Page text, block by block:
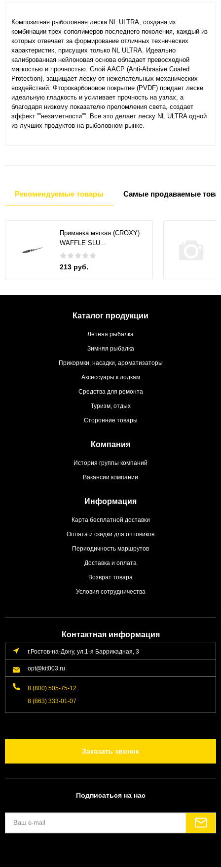
Композитная рыболовная леска NL ULTRA, создана из
комбинации трех сополимеров последнего поколения, каждый из
которых отвечает за формирование отличных технических
характеристик, присущих только NL ULTRA. Идеально
калиброванная нейлоновая основа обладает превосходной
мягкостью и прочностью. Слой AACP (Anti-Abrasive Coated
Protection), защищает леску от нежелательных механических
воздействий. Фторокарбоновое покрытие (PVDF) придает леске
идеальную гладкость и усиливает прочность на узлах, а
благодаря низкому показателю преломления света, создает
эффект ””незаметности””. Все это делает леску NL ULTRA одной
из лучших продуктов на рыболовном рынке.
Рекомендуемые товары Самые продаваемые
Приманка мягкая (CROXY)
WAFFLE SLU...
213 руб.
Каталог продукции
Летняя рыбалка
Зимняя рыбалка
Прикормки, насадки, ароматизаторы
Аксессуары к лодкам
Средства для ремонта
Туризм, отдых
Сторонние товары
Компания
История группы компаний
Вакансии компании
Информация
Карта бесплатной доставки
Оплата и скидки для оптовиков
Периодичность маршрутов
Доставка и оплата
Возврат товара
Условия сотрудничества
Контактная информация
г.Ростов-на-Дону, ул.1-я Баррикадная, 3
opt@kit003.ru
8 (800) 505-75-12
8 (863) 333-01-07
Заказать звонок
Подписаться на нас